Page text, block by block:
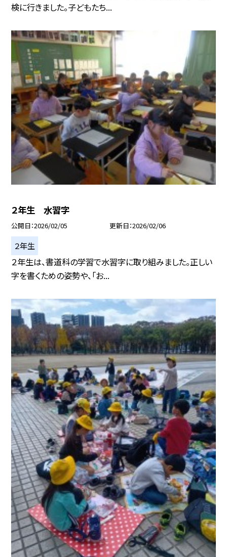
検に行きました。子どもたち...
２年生 水習字
公開日 2026/02/05 更新日 2026/02/06
２年生
２年生は、書道科の学習で水習字に取り組みました。正しい
字を書くための姿勢や、「お...